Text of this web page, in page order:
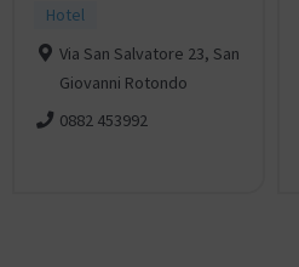
Hotel
Via San Salvatore 23, San
Giovanni Rotondo
0882 453992